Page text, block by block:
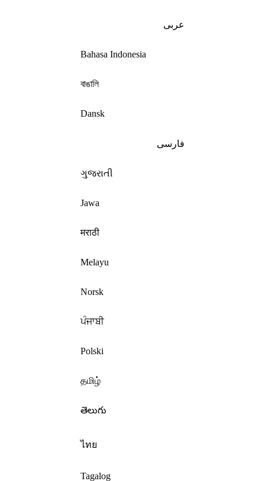
عربى
Bahasa Indonesia
বাঙালি
Dansk
فارسی
ગુજરાતી
Jawa
मराठी
Melayu
Norsk
ਪੰਜਾਬੀ
Polski
தமிழ்
తెలుగు
ไทย
Tagalog